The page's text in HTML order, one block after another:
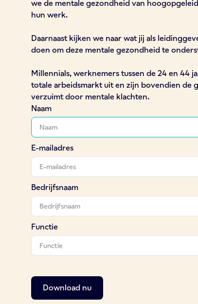
we de mentale gezondheid van
hun werk.
Daarnaast kijken we naar wat jij als
doen om deze mentale gezondheid te
Millennials, werknemers tussen de 24 en 44
totale arbeidsmarkt uit en zijn bovendien de
verzuimt door mentale klachten.
Naam
E-mailadres
Bedrijfsnaam
Functie